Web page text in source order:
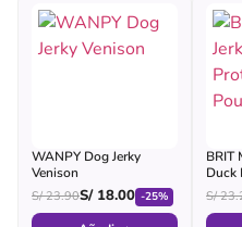
WANPY Dog Jerky
Venison
S/23.90S/18.00 -25%
BRIT
Duck
S/